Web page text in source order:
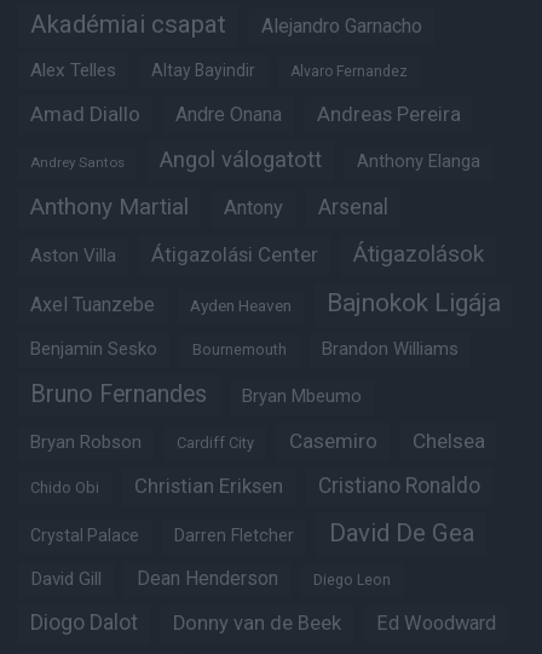
Akadémiai csapat Alejandro Garnacho
Alex Telles Altay Bayindir Alvaro Fernandez
Amad Diallo Andre Onana Andreas Pereira
Andrey Santos Angol válogatott Anthony Elanga
Anthony Martial Antony Arsenal
Aston Villa Átigazolási Center Átigazolások
Axel Tuanzebe Ayden Heaven Bajnokok Ligája
Benjamin Sesko Bournemouth Brandon Williams
Bruno Fernandes Bryan Mbeumo
Bryan Robson Cardiff City Casemiro Chelsea
Chido Obi Christian Eriksen Cristiano Ronaldo
Crystal Palace Darren Fletcher David De Gea
David Gill Dean Henderson Diego Leon
Diogo Dalot Donny van de Beek Ed Woodward